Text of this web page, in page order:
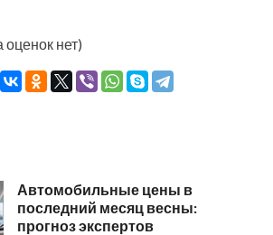
оценок нет)
Автомобильные цены в
последний месяц весны:
прогноз экспертов